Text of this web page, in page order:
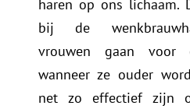
haren op ons lichaam.
bij de
vrouwen gaan voor
wanneer ze ouder
net zo effectief zijn